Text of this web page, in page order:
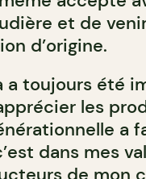
et de
d’origine.
a toujours été
les
a
dans mes